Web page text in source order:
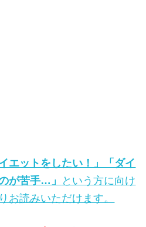
エットをしたい！」「ダイ
が苦手…」
という方に向け
お読みいただけます。